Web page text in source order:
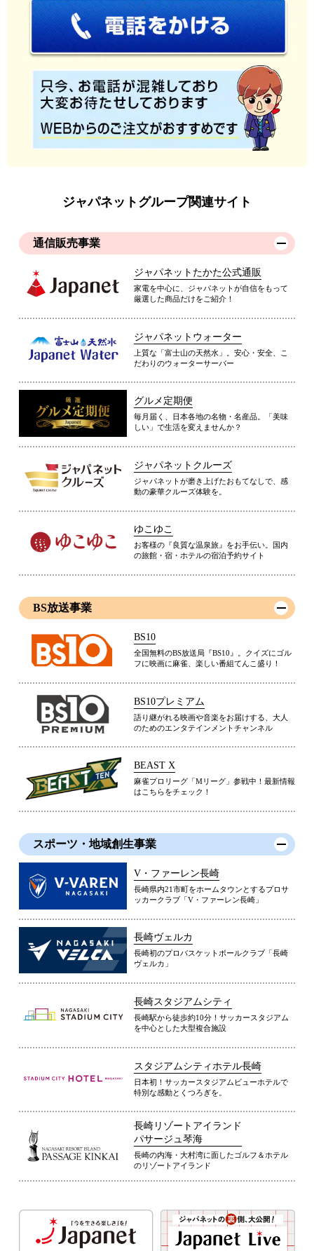
ジャパネットグループ関連サイト
通信販売事業
ジャパネットたかた公式通販
家電を中心に、ジャパネットが自信をもって
厳選した商品だけをご紹介！
ジャパネットウォーター
上質な「富士山の天然水」。安心・安全、こ
だわりのウォーターサーバー
グルメ定期便
毎月届く、日本各地の名物・名産品。「美味
しい」で生活を変えませんか？
ジャパネットクルーズ
ジャパネットが磨き上げたおもてなしで、感
動の豪華クルーズ体験を。
ゆこゆこ
お客様の『良質な温泉旅』をお手伝い。国内
の旅館・宿・ホテルの宿泊予約サイト
BS放送事業
BS10
全国無料のBS放送局『BS10』。クイズにゴル
フに映画に麻雀、楽しい番組てんこ盛り！
BS10プレミアム
語り継がれる映画や音楽をお届けする、大人
のためのエンタテインメントチャンネル
BEAST X
麻雀プロリーグ「Mリーグ」参戦中！最新情報
はこちらをチェック！
スポーツ・地域創生事業
V・ファーレン長崎
長崎県内21市町をホームタウンとするプロサ
ッカークラブ「V・ファーレン長崎」
長崎ヴェルカ
長崎初のプロバスケットボールクラブ「長崎
ヴェルカ」
長崎スタジアムシティ
長崎駅から徒歩約10分！サッカースタジアム
を中心とした大型複合施設
スタジアムシティホテル長崎
日本初！サッカースタジアムビューホテルで
特別な感動とくつろぎを。
長崎リゾートアイランド
パサージュ琴海
長崎の内海・大村湾に面したゴルフ＆ホテル
のリゾートアイランド